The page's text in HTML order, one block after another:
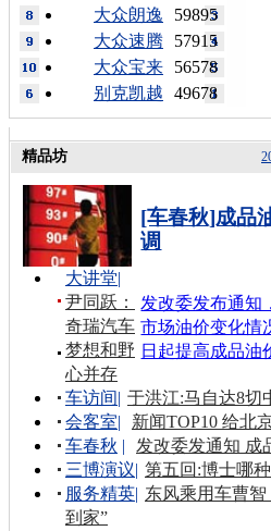
59895
大众朗逸
57915
大众速腾
56578
大众宝来
49678
别克凯越
精品坊
[车春秋]成品
调
发改委发布通知
市场油价变化情
日起提高成品
大讲堂|
尹同跃：
奇瑞汽车
梦想和野
心并存
车访间| 于洪江:马自达8切
会客室|
新闻TOP10 给北
车春秋 |
发改委发通知 成
三博演议| 第五回:博士哪
服务精英| 东风乘用车曹
到家”